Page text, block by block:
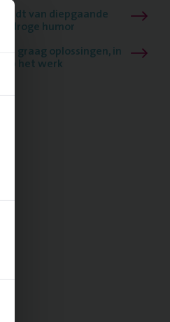
van diepgaande
droge humor
graag oplossingen, in
op het werk